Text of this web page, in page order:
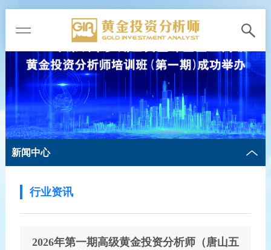
新闻中心
行业资讯
2026年第一期高级黄金投资分析师（唐山五